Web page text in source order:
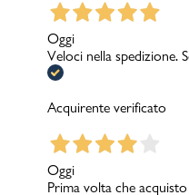
Oggi
Veloci nella spedizione.
Acquirente verificato
Oggi
Prima volta che